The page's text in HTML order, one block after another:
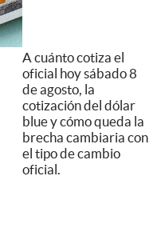
A cuánto cotiza el
oficial hoy sábado 8
de agosto, la
cotización del dólar
blue y cómo queda la
brecha cambiaria con
el tipo de cambio
oficial.